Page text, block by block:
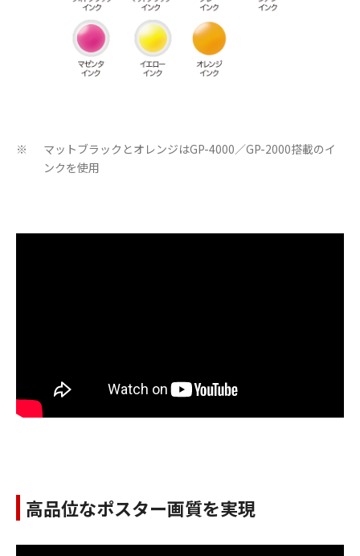
※
マットブラックとオレンジはGP-4000／GP-2000搭載のイ
ンクを使用
高品位なポスター画質を実現